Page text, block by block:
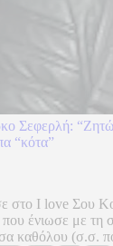
Σεφερλή:
“κότα”
στο I love Σου
που ένιωσε με τη
καθόλου (σ.σ.